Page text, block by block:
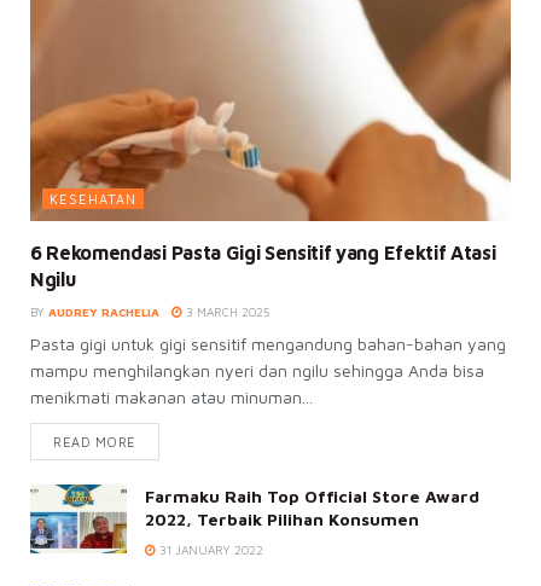
KESEHATAN
6 Rekomendasi Pasta Gigi Sensitif yang Efektif Atasi
Ngilu
BY AUDREY RACHELIA 3 MARCH 2025
Pasta gigi untuk gigi sensitif mengandung bahan-bahan yang
mampu menghilangkan nyeri dan ngilu sehingga Anda bisa
menikmati makanan atau minuman...
READ MORE
Farmaku Raih Top Official Store Award
2022, Terbaik Pilihan Konsumen
31 JANUARY 2022